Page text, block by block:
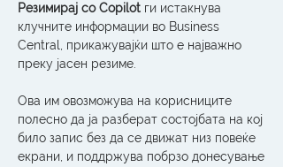
Резимирај со Copilot ги истакнува
клучните информации во Business
Central, прикажувајќи што е најважно
преку јасен резиме.
Ова им овозможува на корисниците
полесно да ја разберат состојбата на кој
било запис без да се движат низ повеќе
екрани, и поддржува побрзо донесување